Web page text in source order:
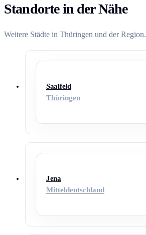
Standorte in der Nähe
Weitere Städte in Thüringen und der Region.
Saalfeld
Thüringen
Jena
Mitteldeutschland